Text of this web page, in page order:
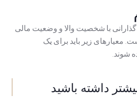
با شخصیت والا و وضعیت مالی
زیر باید برای یک
شوند.